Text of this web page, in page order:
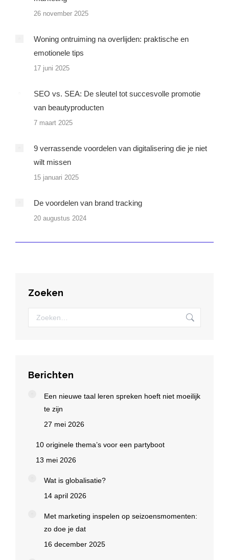
26 november 2025
Woning ontruiming na overlijden: praktische en
emotionele tips
17 juni 2025
SEO vs. SEA: De sleutel tot succesvolle promotie
van beautyproducten
7 maart 2025
9 verrassende voordelen van digitalisering die je niet
wilt missen
15 januari 2025
De voordelen van brand tracking
20 augustus 2024
Zoeken
Zoeken:
Berichten
Een nieuwe taal leren spreken hoeft niet moeilijk
te zijn
27 mei 2026
10 originele thema’s voor een partyboot
13 mei 2026
Wat is globalisatie?
14 april 2026
Met marketing inspelen op seizoensmomenten:
zo doe je dat
16 december 2025